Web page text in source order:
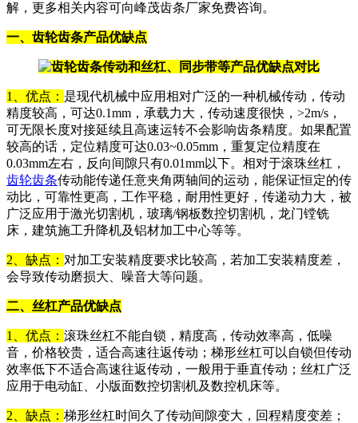
解，更多相关内容可向峰茂齿条厂家免费咨询。
一、齿轮齿条产品优缺点
1、优点： 是现代机械中应用相对广泛的一种机械传动，传动
精度较高，可达0.1mm，承载力大，传动速度很快，>2m/s，
可无限长度对接延续且高速运转不会影响齿条精度。如果配置
较高的话，定位精度可达0.03~0.05mm，重复定位精度在
0.03mm左右，反向间隙只有0.01mm以下。相对于滚珠丝杠，
齿轮齿条传动能传递任意夹角两轴间的运动，能保证恒定的传
动比，可靠性更高，工作平稳，耐用性更好，传递动力大，被
广泛应用于激光切割机，玻璃/钢板数控切割机，龙门镗铣
床，建筑施工升降机及铝材加工中心等等。
2、缺点： 对加工安装精度要求比较高，若加工安装精度差，
会导致传动磨损大、噪音大等问题。
二、丝杠产品优缺点
1、优点： 滚珠丝杠不能自锁，精度高，传动效率高，低噪
音，价格较贵，适合高速往返传动；梯形丝杠可以自锁但传动
效率低下不适合高速往返传动，一般用于垂直传动；丝杠广泛
应用于电动缸、小版面数控切割机及数控机床等。
2、缺点： 梯形丝杠时间久了传动间隙变大，回程精度变差；